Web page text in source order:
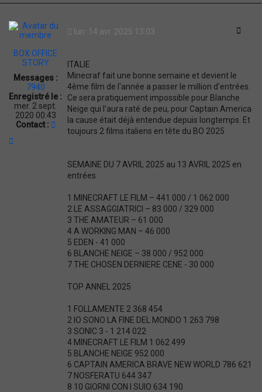
u
BOX OFFICE
STORY
Messages :
7940
Enregistré le :
mer. 2 sept.
2020 00:43
Contact :
C
lun. 14 avr. 2025 13:03
ITALIE
Minecraf fait une bonne semaine et devient le
4ème film de l'année a passer le million d'entrées.
Ce sera pratiquement impossible pour Blanche
Neige qui l'aura raté de peu, pour Captain America
la cause était déjà entendue depuis longtemps. Et
toujours 2 films italiens en tête du BO 2025
SEMAINE DU 7 AVRIL 2025 au 13 AVRIL 2025 en
entrées
1 MINECRAFT LE FILM – 441 000 / 1 062 000
2 LE ASSAGGIATRICI – 83 000 / 329 000
3 THE AMATEUR – 61 000
4 A WORKING MAN – 46 000
5 EDEN - 41 000
6 BLANCHE NEIGE – 38 000 / 952 000
7 THE CHOSEN DERNIERE CENE - 30 000
TOP ANNEL 2025
1 FOLLAMENTE 2 368 454
2 IO SONO LA FINE DEL MONDO 1 263 798
3 SONIC 3 - 1 214 022
4 MINECRAFT LE FILM 1 062 499
5 BLANCHE NEIGE 952 000
6 CAPTAIN AMERICA BRAVE NEW WORLD 786 621
7 NOSFERATU 644 347
8 10 GIORNI CON I SUIO 634 190